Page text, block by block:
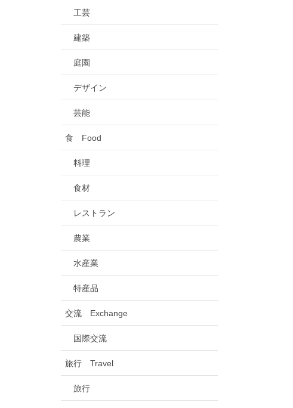
工芸
建築
庭園
デザイン
芸能
食 Food
料理
食材
レストラン
農業
水産業
特産品
交流 Exchange
国際交流
旅行 Travel
旅行